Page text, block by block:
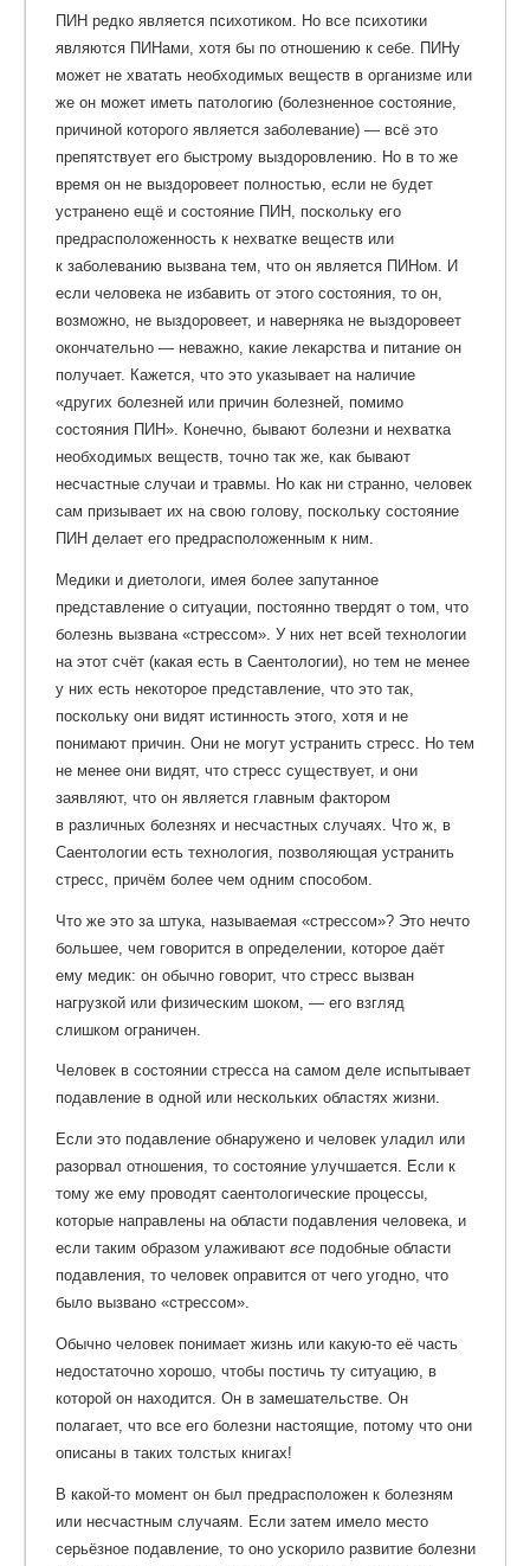
ПИН редко является психотиком. Но все психотики
являются ПИНами, хотя бы по отношению к себе. ПИНу
может не хватать необходимых веществ в организме или
же он может иметь патологию (болезненное состояние,
причиной которого является заболевание) — всё это
препятствует его быстрому выздоровлению. Но в то же
время он не выздоровеет полностью, если не будет
устранено ещё и состояние ПИН, поскольку его
предрасположенность к нехватке веществ или
к заболеванию вызвана тем, что он является ПИНом. И
если человека не избавить от этого состояния, то он,
возможно, не выздоровеет, и наверняка не выздоровеет
окончательно — неважно, какие лекарства и питание он
получает. Кажется, что это указывает на наличие
«других болезней или причин болезней, помимо
состояния ПИН». Конечно, бывают болезни и нехватка
необходимых веществ, точно так же, как бывают
несчастные случаи и травмы. Но как ни странно, человек
сам призывает их на свою голову, поскольку состояние
ПИН делает его предрасположенным к ним.
Медики и диетологи, имея более запутанное
представление о ситуации, постоянно твердят о том, что
болезнь вызвана «стрессом». У них нет всей технологии
на этот счёт (какая есть в Саентологии), но тем не менее
у них есть некоторое представление, что это так,
поскольку они видят истинность этого, хотя и не
понимают причин. Они не могут устранить стресс. Но тем
не менее они видят, что стресс существует, и они
заявляют, что он является главным фактором
в различных болезнях и несчастных случаях. Что ж, в
Саентологии есть технология, позволяющая устранить
стресс, причём более чем одним способом.
Что же это за штука, называемая «стрессом»? Это нечто
большее, чем говорится в определении, которое даёт
ему медик: он обычно говорит, что стресс вызван
нагрузкой или физическим шоком, — его взгляд
слишком ограничен.
Человек в состоянии стресса на самом деле испытывает
подавление в одной или нескольких областях жизни.
Если это подавление обнаружено и человек уладил или
разорвал отношения, то состояние улучшается. Если к
тому же ему проводят саентологические процессы,
которые направлены на области подавления человека, и
если таким образом улаживают все подобные области
подавления, то человек оправится от чего угодно, что
было вызвано «стрессом».
Обычно человек понимает жизнь или какую-то её часть
недостаточно хорошо, чтобы постичь ту ситуацию, в
которой он находится. Он в замешательстве. Он
полагает, что все его болезни настоящие, потому что они
описаны в таких толстых книгах!
В какой-то момент он был предрасположен к болезням
или несчастным случаям. Если затем имело место
серьёзное подавление, то оно ускорило развитие болезни